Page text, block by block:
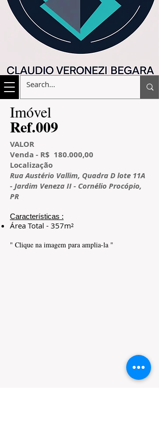
​Imóvel
​Ref.009
VALOR
Venda - R$ 180.000,00
Localização
Rua Austério Vallim, Quadra D lote 11A
- Jardim Veneza II - Cornélio Procópio,
PR
Características​ :
Área Total - 357m²
" Clique na imagem para amplia-la "